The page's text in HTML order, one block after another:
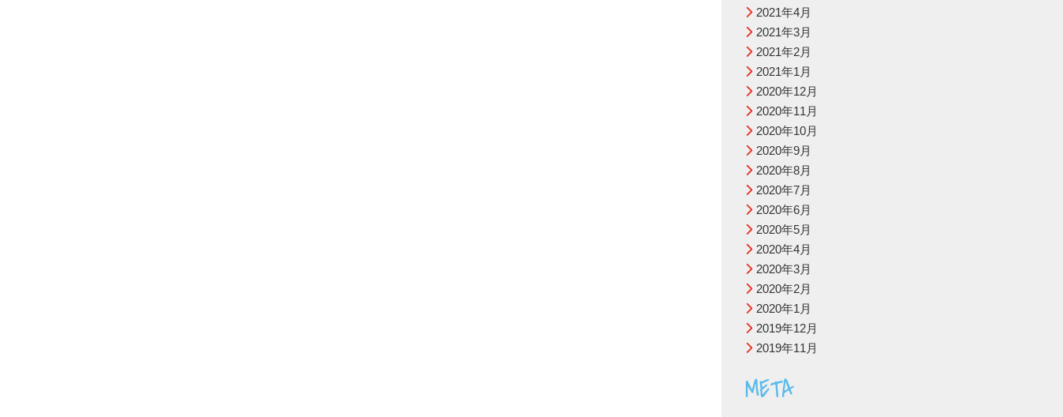
2021年4月
2021年3月
2021年2月
2021年1月
2020年12月
2020年11月
2020年10月
2020年9月
2020年8月
2020年7月
2020年6月
2020年5月
2020年4月
2020年3月
2020年2月
2020年1月
2019年12月
2019年11月
META